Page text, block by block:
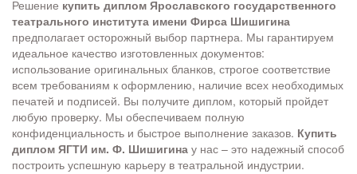
Решение купить диплом Ярославского государственного
театрального института имени Фирса Шишигина
предполагает осторожный выбор партнера. Мы гарантируем
идеальное качество изготовленных документов:
использование оригинальных бланков, строгое соответствие
всем требованиям к оформлению, наличие всех необходимых
печатей и подписей. Вы получите диплом, который пройдет
любую проверку. Мы обеспечиваем полную
конфиденциальность и быстрое выполнение заказов. Купить
диплом ЯГТИ им. Ф. Шишигина у нас – это надежный способ
построить успешную карьеру в театральной индустрии.